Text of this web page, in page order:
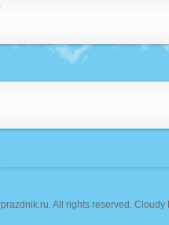
. All rights reserved.